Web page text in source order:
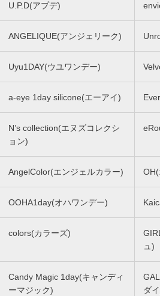
U.P.D(アプデ)
ANGELIQUE(アンジェリーク)
Uyu1DAY(ウユワンデー)
a-eye 1day silicone(エーアイ)
N’s collection(エヌズコレクシ
ョン)
AngelColor(エンジェルカラー)
OOHA1day(オハワンデー)
colors(カラーズ)
ュ)
Candy Magic 1day(キャンディ
ーマジック)
ダ